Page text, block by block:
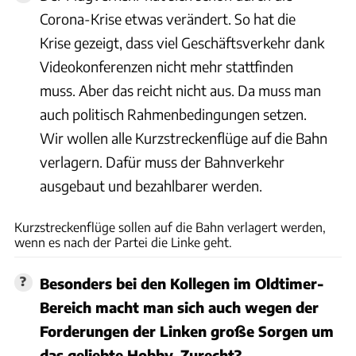
Corona-Krise etwas verändert. So hat die
Krise gezeigt, dass viel Geschäftsverkehr dank
Videokonferenzen nicht mehr stattfinden
muss. Aber das reicht nicht aus. Da muss man
auch politisch Rahmenbedingungen setzen.
Wir wollen alle Kurzstreckenflüge auf die Bahn
verlagern. Dafür muss der Bahnverkehr
ausgebaut und bezahlbarer werden.
Kurzstreckenflüge sollen auf die Bahn verlagert werden,
wenn es nach der Partei die Linke geht.
Besonders bei den Kollegen im Oldtimer-
Bereich macht man sich auch wegen der
Forderungen der Linken große Sorgen um